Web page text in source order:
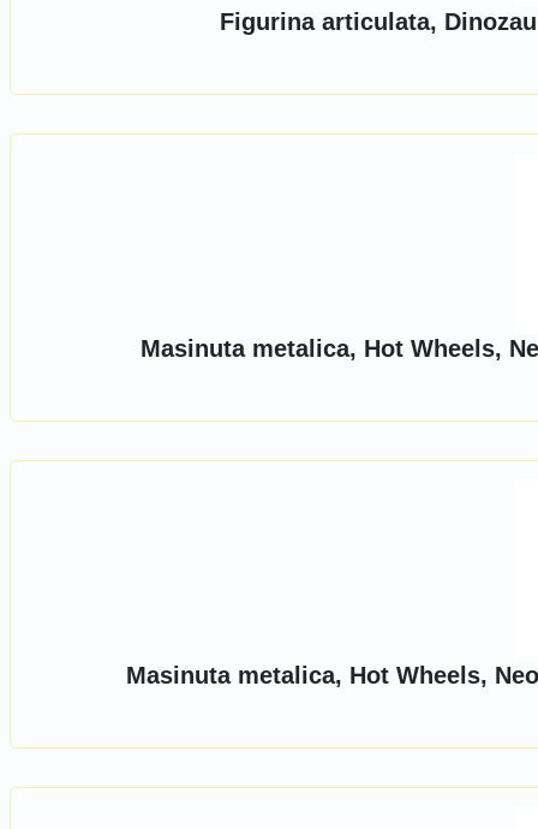
Figurina articulata,
Masinuta metalica, Hot Wheels,
Masinuta metalica, Hot Wheels,